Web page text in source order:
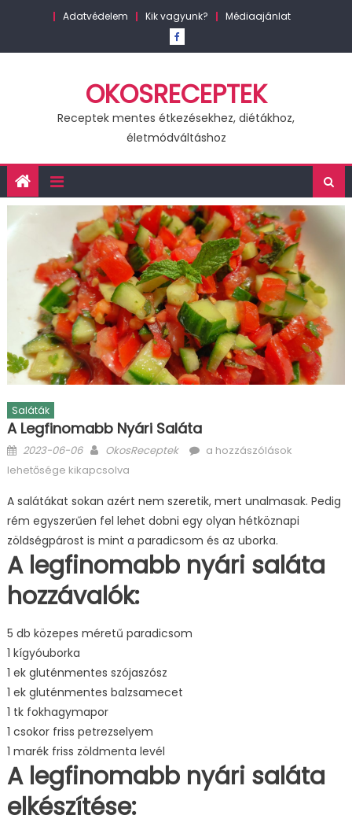
Adatvédelem Kik vagyunk? Médiaajánlat
OKOSRECEPTEK
Receptek mentes étkezésekhez, diétákhoz,
életmódváltáshoz
Saláták
A Legfinomabb Nyári Saláta
Posted
on
2023-06-06 Author
OkosReceptek
A
saláta
bejegyzéshez
a hozzászólások
lehetősége kikapcsolva
A salátákat sokan azért nem szeretik, mert unalmasak. Pedig
rém egyszerűen fel lehet dobni egy olyan hétköznapi
zöldségpárost is mint a paradicsom és az uborka.
A legfinomabb nyári saláta
hozzávalók:
5 db közepes méretű paradicsom
1 kígyóuborka
1 ek gluténmentes szójaszósz
1 ek gluténmentes balzsamecet
1 tk fokhagymapor
1 csokor friss petrezselyem
1 marék friss zöldmenta levél
A legfinomabb nyári saláta
elkészítése: